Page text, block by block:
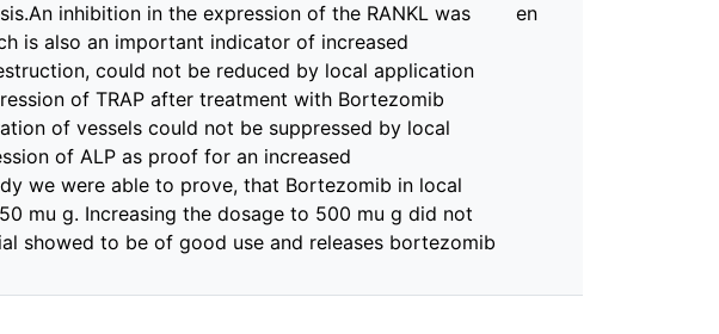
inhibition in the expression of the RANKL was
is also an important indicator of increased
could not be reduced by local application
of TRAP after treatment with Bortezomib
of vessels could not be suppressed by local
of ALP as proof for an increased
we were able to prove, that Bortezomib in local
mu g. Increasing the dosage to 500 mu g did not
showed to be of good use and releases bortezomib
en